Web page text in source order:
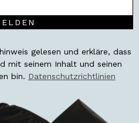
gelesen und erkläre, dass
mit seinem Inhalt und seinen
bin. Datenschutzrichtlinien